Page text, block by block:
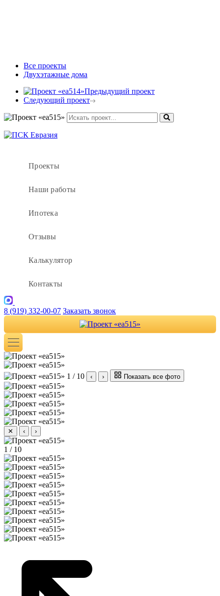
Все проекты
Двухэтажные дома
Предыдущий проект
Следующий проект
Проекты
Наши работы
Ипотека
Отзывы
Калькулятор
Контакты
8 (919) 332-00-07 Заказать звонок
1 / 10 ‹ › Показать все фото
✕ ‹ ›
1 / 10